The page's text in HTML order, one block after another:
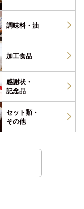
調味料・ 油
加工食品
感謝状・
記念品
セット類・
その他